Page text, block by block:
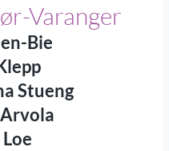
Varanger
Bie
Stueng